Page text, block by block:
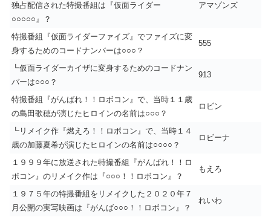
独占配信された特撮番組は『仮面ライダー
○○○○○』？
アマゾンズ
特撮番組『仮面ライダーファイズ』でファイズに変
身するためのコードナンバーは○○○？
555
┗仮面ライダーカイザに変身するためのコードナン
バーは○○○？
913
特撮番組『がんばれ！！ロボコン』で、当時１１歳
の島田歌穂が演じたヒロインの名前は○○○？
ロビン
┗リメイク作『燃えろ！！ロボコン』で、当時１４
歳の加藤夏希が演じたヒロインの名前は○○○○？
ロビーナ
１９９９年に放送された特撮番組『がんばれ！！ロ
ボコン』のリメイク作は『○○○！！ロボコン』？
もえろ
１９７５年の特撮番組をリメイクした２０２０年７
月公開の実写映画は『がんば○○○！！ロボコン』？
れいわ